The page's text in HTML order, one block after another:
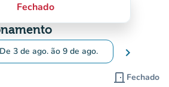
Fechado
De 3 de ago. ão 9 de ago.
o calendário para alterar as datas
chevron_right
door_front Fechado